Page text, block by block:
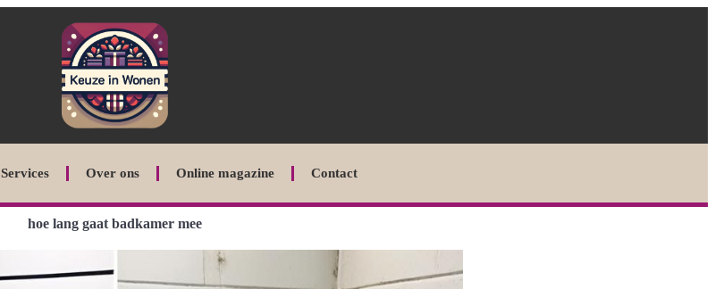
Services Over ons Online magazine Contact
hoe lang gaat badkamer mee